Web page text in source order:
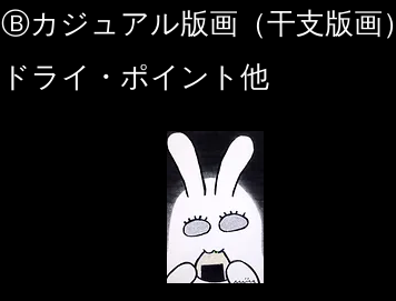
​Ⓑカジュアル版画（干支版画）
ドライ・ポイント他